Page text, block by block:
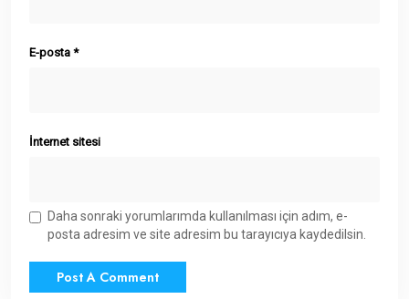
E-posta *
İnternet sitesi
Daha sonraki yorumlarımda kullanılması için adım, e-
posta adresim ve site adresim bu tarayıcıya kaydedilsin.